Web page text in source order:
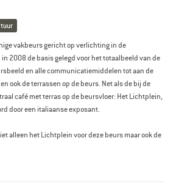
vakbeurs gericht op verlichting in de
2008 de basis gelegd voor het totaalbeeld van de
en alle communicatiemiddelen tot aan de
ook de terrassen op de beurs. Net als de bij de
café met terras op de beursvloer: Het Lichtplein,
door een italiaanse exposant.
alleen het Lichtplein voor deze beurs maar ook de